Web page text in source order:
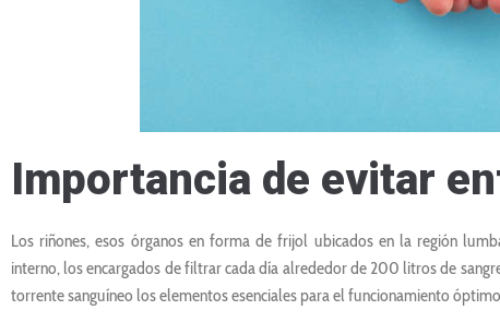
Importancia de evitar
Los riñones, esos órganos en forma de frijol ubicados en la región
interno, los encargados de filtrar cada día alrededor de 200 litros de
torrente sanguíneo los elementos esenciales para el funcionamiento